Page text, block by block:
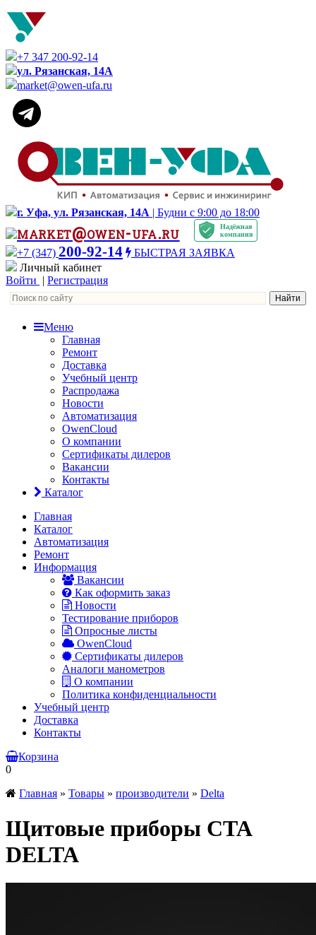
+7 347 200-92-14
ул. Рязанская, 14А
market@owen-ufa.ru
г. Уфа, ул. Рязанская, 14А | Будни с 9:00 до 18:00
market@owen-ufa.ru
Надёжная
компания
+7 (347) 200-92-14
БЫСТРАЯ ЗАЯВКА
Личный кабинет
Войти | Регистрация
Меню
Главная
Ремонт
Доставка
Учебный центр
Распродажа
Новости
Автоматизация
OwenCloud
О компании
Сертификаты дилеров
Вакансии
Контакты
Каталог
Главная
Каталог
Автоматизация
Ремонт
Информация
Вакансии
Как оформить заказ
Новости
Тестирование приборов
Опросные листы
OwenCloud
Сертификаты дилеров
Аналоги манометров
О компании
Политика конфиденциальности
Учебный центр
Доставка
Контакты
Корзина
0
Главная » Товары » производители » Delta
Щитовые приборы CTA
DELTA